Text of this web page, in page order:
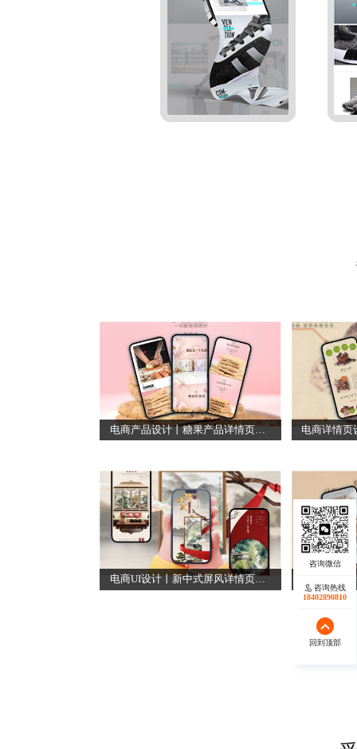
电商产品设计丨糖果产品详情页设计
电商UI设计丨新中式屏风详情页设计
咨询热线
18140119082
回到顶部
咨询热线
18402890810
回到顶部